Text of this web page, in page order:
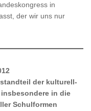
in
der wir uns nur
der kulturell-
in die
Schulformen